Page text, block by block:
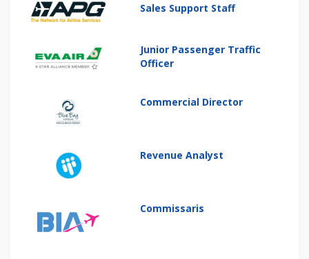
Sales Support Staff
Junior Passenger Traffic
Officer
Commercial Director
Revenue Analyst
Commissaris